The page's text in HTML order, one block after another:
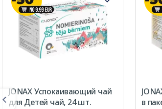
JONAX Успокаивающий чай
для Детей чай, 24 шт.
в